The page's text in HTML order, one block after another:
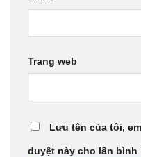
Trang web
Lưu tên của tôi,
duyệt này cho lần bình